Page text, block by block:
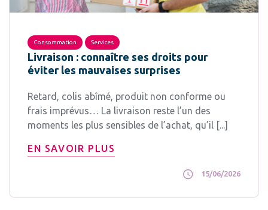
Consommation Services
Livraison : connaître ses droits pour
éviter les mauvaises surprises
Retard, colis abîmé, produit non conforme ou
frais imprévus… La livraison reste l’un des
moments les plus sensibles de l’achat, qu’il [...]
EN SAVOIR PLUS
15/06/2026